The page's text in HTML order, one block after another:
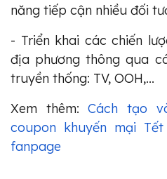
năng tiếp cận nhiều đối
- Triển khai các chiến
địa phương thông qua
truyền thống: TV, OOH,...
Xem thêm:Cách tạo
coupon khuyến mại
fanpage